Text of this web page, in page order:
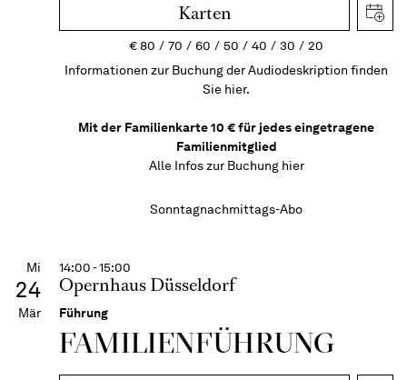
Karten
€80 70 60 50 40 30
20
Informationen zur Buchung der Audiodeskription finden
Sie hier.
Mit der Familienkarte 10 € für jedes eingetragene
Familienmitglied
Alle Infos zur Buchung hier
Sonntagnachmittags-Abo
Mi
24
Mär
14:00 - 15:00
Opernhaus Düsseldorf
Führung
FAMI­LIEN­FÜH­RUNG